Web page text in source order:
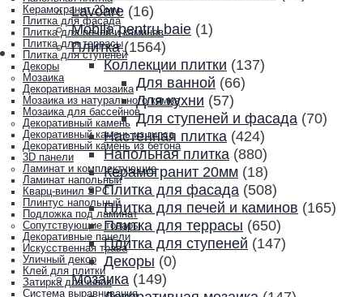
Керамогранит 20мм
Плитка для фасада
Плитка для печей и каминов
Плитка для террасы
Плитка для ступеней
Декоры
Мозаика
Декоративная мозаика
Мозаика из натурального камня
Мозаика для бассейнов
Декоративный камень
Декоративный камень из гипса
Декоративный камень из бетона
3D панели
Ламинат и комплектующие
Ламинат напольный
Кварц-винил SPC
Плинтус напольный
Подложка под ламинат
Сопутствующие товары
Декоративные панели
Искусственная трава
Уличный декор
Клей для плитки
Затирка для швов
Система выравнивания
Lavoare (16)
Mobila pentru baie (1)
Плитка (1564)
Коллекции плитки (137)
Для ванной (66)
Для кухни (57)
Для ступеней и фасада (70)
Настенная плитка (424)
Напольная плитка (880)
Керамогранит 20мм (18)
Плитка для фасада (508)
Плитка для печей и каминов (165)
Плитка для террасы (650)
Плитка для ступеней (147)
Декоры (0)
Мозаика (149)